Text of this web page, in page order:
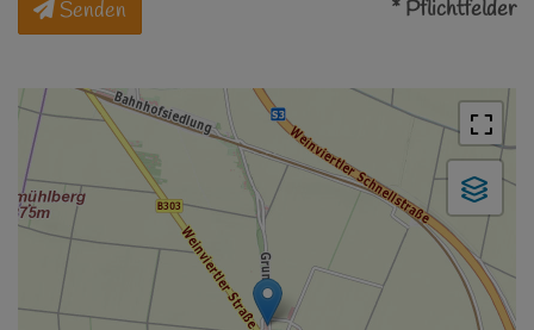
Senden
* Pflichtfelder